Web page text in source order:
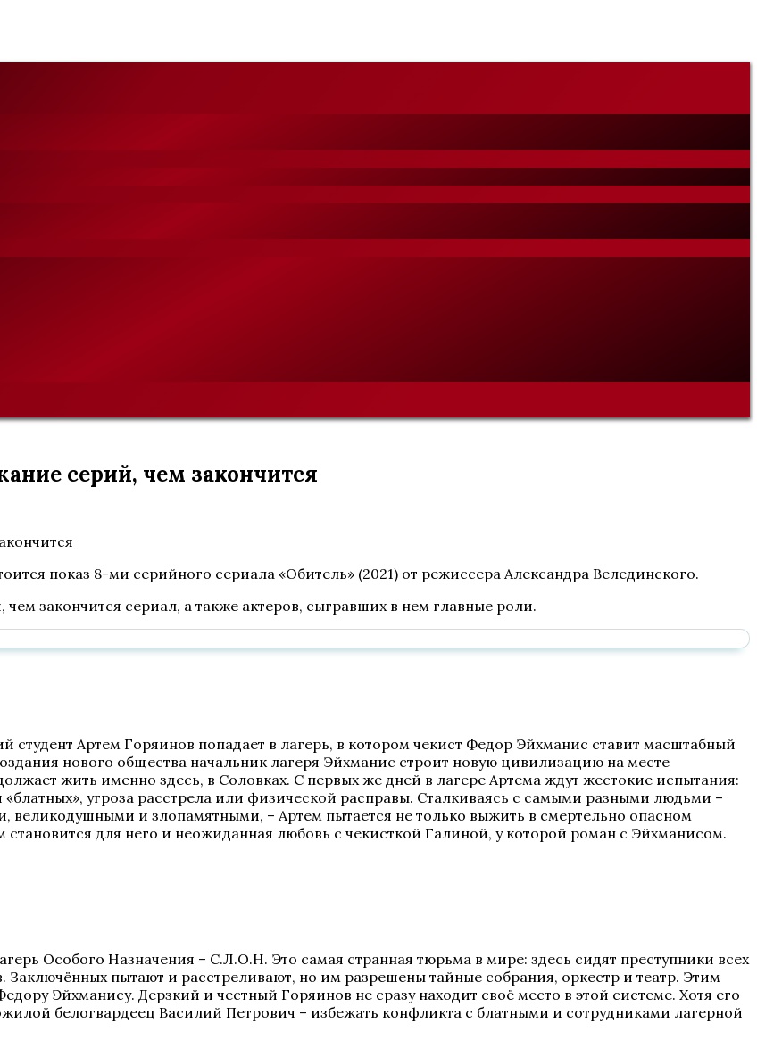
серий, чем закончится
показ 8-ми серийного сериала «Обитель» (2021) от режиссера Александра Велединского.
закончится сериал, а также актеров, сыгравших в нем главные роли.
Артем Горяинов попадает в лагерь, в котором чекист Федор Эйхманис ставит масштабный
нового общества начальник лагеря Эйхманис строит новую цивилизацию на месте
жить именно здесь, в Соловках. С первых же дней в лагере Артема ждут жестокие испытания:
угроза расстрела или физической расправы. Сталкиваясь с самыми разными людьми –
и злопамятными, – Артем пытается не только выжить в смертельно опасном
для него и неожиданная любовь с чекисткой Галиной, у которой роман с Эйхманисом.
Особого Назначения – С.Л.О.Н. Это самая странная тюрьма в мире: здесь сидят преступники всех
пытают и расстреливают, но им разрешены тайные собрания, оркестр и театр. Этим
Эйхманису. Дерзкий и честный Горяинов не сразу находит своё место в этой системе. Хотя его
белогвардеец Василий Петрович – избежать конфликта с блатными и сотрудниками лагерной